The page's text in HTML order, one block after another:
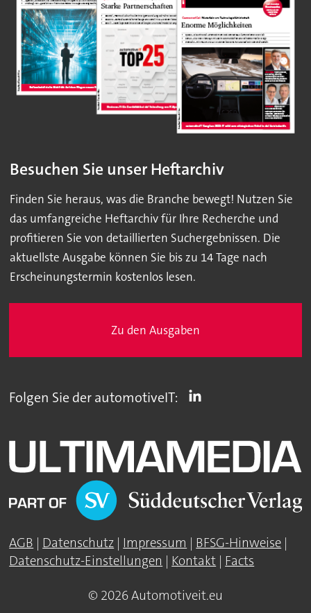
Besuchen Sie unser Heftarchiv
Finden Sie heraus, was die Branche bewegt! Nutzen Sie
das umfangreiche Heftarchiv für Ihre Recherche und
profitieren Sie von detaillierten Suchergebnissen. Die
aktuellste Ausgabe können Sie bis zu 14 Tage nach
Erscheinungstermin kostenlos lesen.
Zu den Ausgaben
Folgen Sie der automotiveIT:
AGB | Datenschutz | Impressum | BFSG-Hinweise |
Datenschutz-Einstellungen | Kontakt | Facts
© 2026 Automotiveit.eu